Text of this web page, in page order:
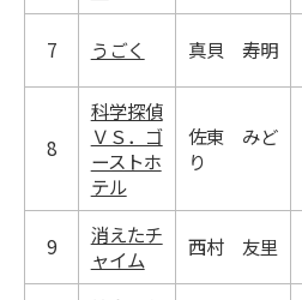
7 うごく 真貝 寿明
8
科学探偵
ＶＳ．ゴ
ーストホ
テル
佐東 みど
り
9
消えたチ
ャイム
西村 友里